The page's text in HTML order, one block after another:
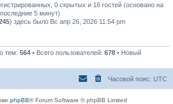
0 скрытых и 16 гостей (основано на
5 минут)
) здесь было Вс апр 26, 2026 11:54 pm
тем: 564 • Всего пользователей: 678 • Новый
Часовой пояс: UTC
phpBB® Forum Software © phpBB Limited